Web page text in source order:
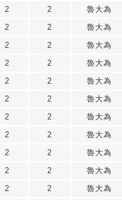
2 2 魯大為
2 2 魯大為
2 2 魯大為
2 2 魯大為
2 2 魯大為
2 2 魯大為
2 2 魯大為
2 2 魯大為
2 2 魯大為
2 2 魯大為
2 2 魯大為